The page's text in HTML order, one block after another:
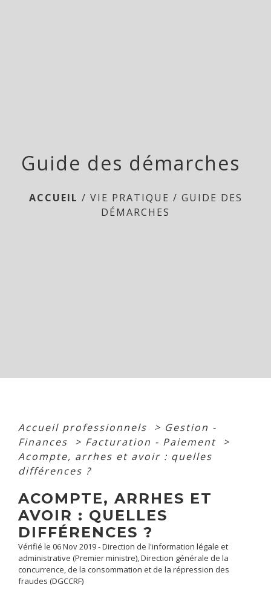
Guide des démarches
ACCUEIL / VIE PRATIQUE / GUIDE DES
DÉMARCHES
Accueil professionnels > Gestion -
Finances
> Facturation - Paiement >
Acompte, arrhes et avoir : quelles
différences ?
ACOMPTE, ARRHES ET
AVOIR : QUELLES
DIFFÉRENCES ?
Vérifié le 06 Nov 2019 - Direction de l'information légale et
administrative (Premier ministre), Direction générale de la
concurrence, de la consommation et de la répression des
fraudes (DGCCRF)